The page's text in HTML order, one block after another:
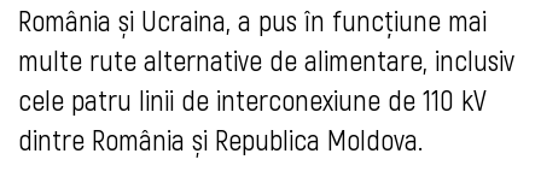
România și Ucraina, a pus în funcțiune mai
multe rute alternative de alimentare, inclusiv
cele patru linii de interconexiune de 110 kV
dintre România și Republica Moldova.